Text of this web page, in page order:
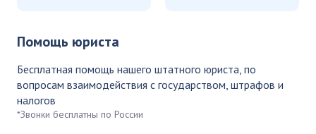
Помощь юриста
Бесплатная помощь нашего штатного юриста, по
вопросам взаимодействия с государством, штрафов и
налогов
*Звонки бесплатны по России